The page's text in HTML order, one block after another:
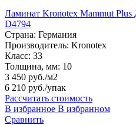
Ламинат Kronotex Mammut
D4794
Страна: Германия
Производитель: Kronotex
Класс: 33
Толщина, мм: 10
3 450 руб./м2
6 210 руб./упак
Рассчитать стоимость
В избранное В избранном
Сравнить